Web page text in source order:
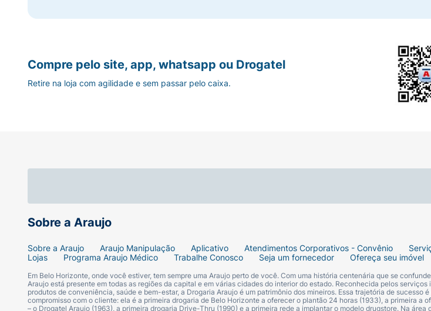
Sobre a Araujo
Sobre a Araujo Araujo Manipulação Aplicativo Atendimentos Corporativos - Convênio
Lojas
Programa Araujo Médico Trabalhe Conosco Seja um fornecedor Ofereça seu imóvel
Em Belo Horizonte, onde você estiver, tem sempre uma Araujo perto de você. Com uma história centenária que se
Araujo está presente em todas as regiões da capital e em várias cidades do interior do estado. Reconhecida pelos serviços
produtos de conveniência, saúde e bem-estar, a Drogaria Araujo é um patrimônio dos mineiros. Essa trajetória de sucesso
compromisso com o cliente: ela é a primeira drogaria de Belo Horizonte a oferecer o plantão 24 horas (1933), a primeira a
– o Drogatel Araujo (1963), a primeira drogaria Drive-Thru (1990) e a primeira rede a implantar o modelo drugstore. Na área
Compre pelo site, app, whatsapp ou Drogatel
Retire na loja com agilidade e sem passar pelo caixa.